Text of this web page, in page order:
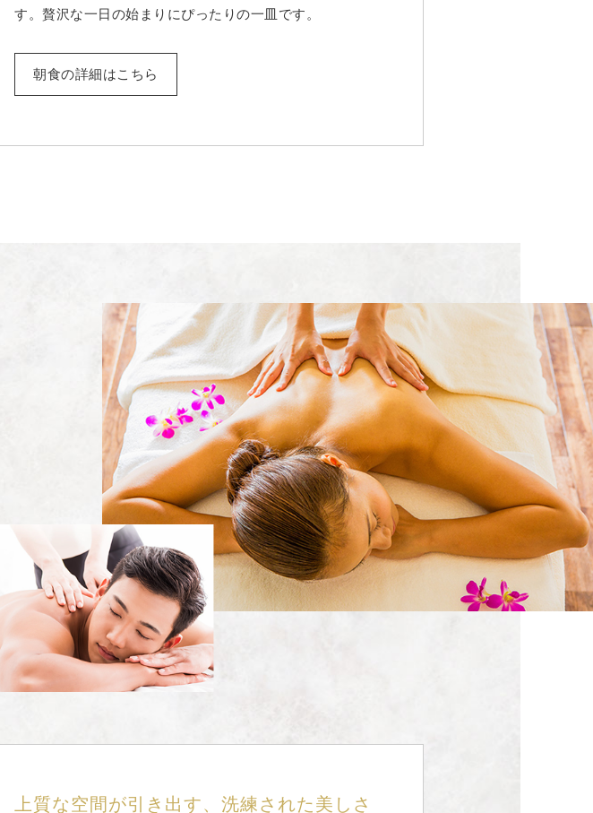
す。贅沢な一日の始まりにぴったりの一皿です。
朝食の詳細はこちら
上質な空間が引き出す、洗練された美しさ